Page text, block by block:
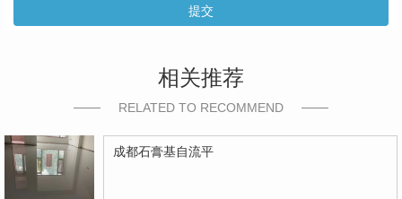
提交
相关推荐
RELATED TO RECOMMEND
成都石膏基自流平